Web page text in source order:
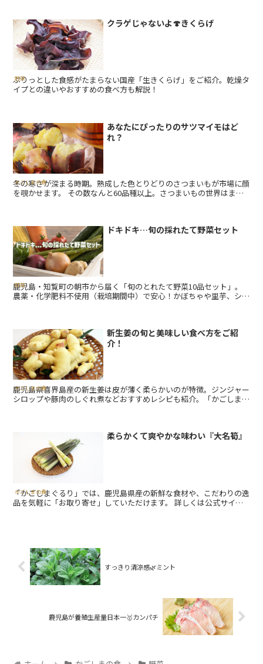
野菜
クラゲじゃないよ🍄きくらげ
ぷりっとした食感がたまらない国産「生きくらげ」をご紹介。乾燥タ
イプとの違いやおすすめの食べ方も解説！
かごしまの食
あなたにぴったりのサツマイモはど
れ？
冬の寒さが深まる時期。熟成した色とりどりのさつまいもが市場に顔
を覗かせます。 その数なんと60品種以上。さつまいもの世界はまる
野菜
ドキドキ…旬の採れたて野菜セット
鹿児島・知覧町の朝市から届く「旬のとれたて野菜10品セット」。
農薬・化学肥料不使用（栽培期間中）で安心！かぼちゃや里芋、シー
かごしまの食
新生姜の旬と美味しい食べ方をご紹
介！
鹿児島県喜界島産の新生姜は皮が薄く柔らかいのが特徴。ジンジャー
シロップや豚肉のしぐれ煮などおすすめレシピも紹介。「かごしまぐ
かごしまの食
柔らかくて爽やかな味わい『大名筍』
「かごしまぐるり」では、鹿児島県産の新鮮な食材や、こだわりの逸
品を気軽に「お取り寄せ」していただけます。 詳しくは公式サイト
すっきり清涼感🌿ミント
鹿児島が養殖生産量日本一🥇カンパチ